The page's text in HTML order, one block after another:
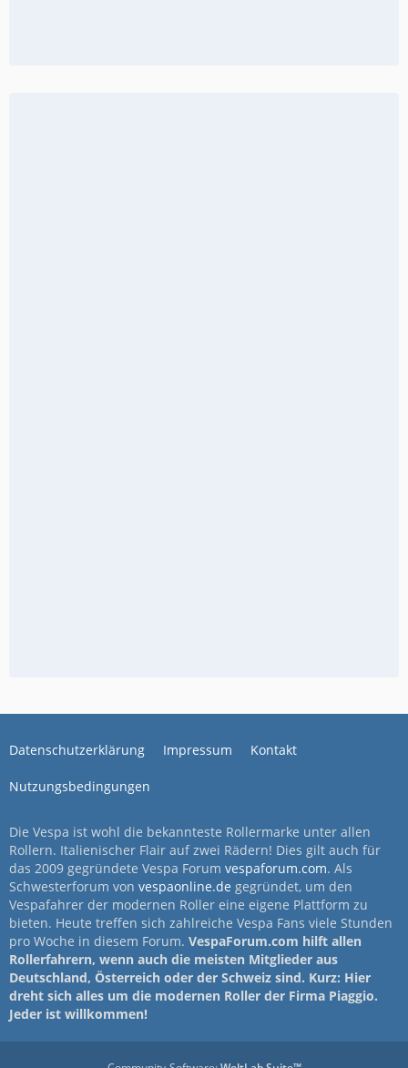
Datenschutzerklärung Impressum Kontakt
Nutzungsbedingungen
Die Vespa ist wohl die bekannteste Rollermarke unter allen
Rollern. Italienischer Flair auf zwei Rädern! Dies gilt auch für
das 2009 gegründete Vespa Forum vespaforum.com. Als
Schwesterforum von vespaonline.de gegründet, um den
Vespafahrer der modernen Roller eine eigene Plattform zu
bieten. Heute treffen sich zahlreiche Vespa Fans viele Stunden
pro Woche in diesem Forum. VespaForum.com hilft allen
Rollerfahrern, wenn auch die meisten Mitglieder aus
Deutschland, Österreich oder der Schweiz sind. Kurz: Hier
dreht sich alles um die modernen Roller der Firma Piaggio.
Jeder ist willkommen!